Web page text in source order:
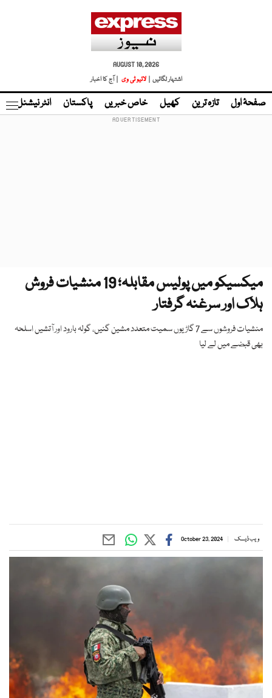
AUGUST 10, 2026
اشتہار لگائیں |
لائیو ٹی وی | آج کا اخبار
صفحۂ اول تازہ ترین کھیل خاص خبریں پاکستان انٹر نیشنل
میکسیکو میں پولیس مقابلہ؛ 19 منشیات فروش
ہلاک اور سرغنہ گرفتار
منشیات فروشوں سے 7 گاڑیوں سمیت متعدد مشین گنیں، گولہ بارود اور آتشیں اسلحہ
بھی قبضے میں لے لیا
ویب ڈیسک October 23, 2024